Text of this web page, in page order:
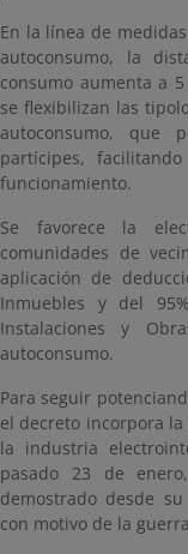
En la línea de
autoconsumo, la
consumo aumenta a
se flexibilizan las
autoconsumo, que
partícipes,
funcionamiento.
Se favorece la
comunidades de
aplicación de
Inmuebles y del
Instalaciones y
autoconsumo.
Para seguir
el decreto incorpora la
la industria
pasado 23 de
demostrado desde
con motivo de la